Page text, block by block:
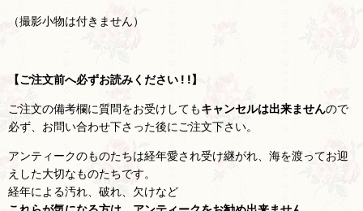
（撮影小物は付きません）
【ご注文前へ必ずお読みください ! !】
ご注文の備考欄に質問をお受けしてもキャンセルは出来ませんので
必ず、お問い合わせ下さった後にご注文下さい。
アンティークのものたちは経年愛され受け継がれ、海を渡ってお迎
えした大切なものたちです。
経年による汚れ、破れ、欠けなど